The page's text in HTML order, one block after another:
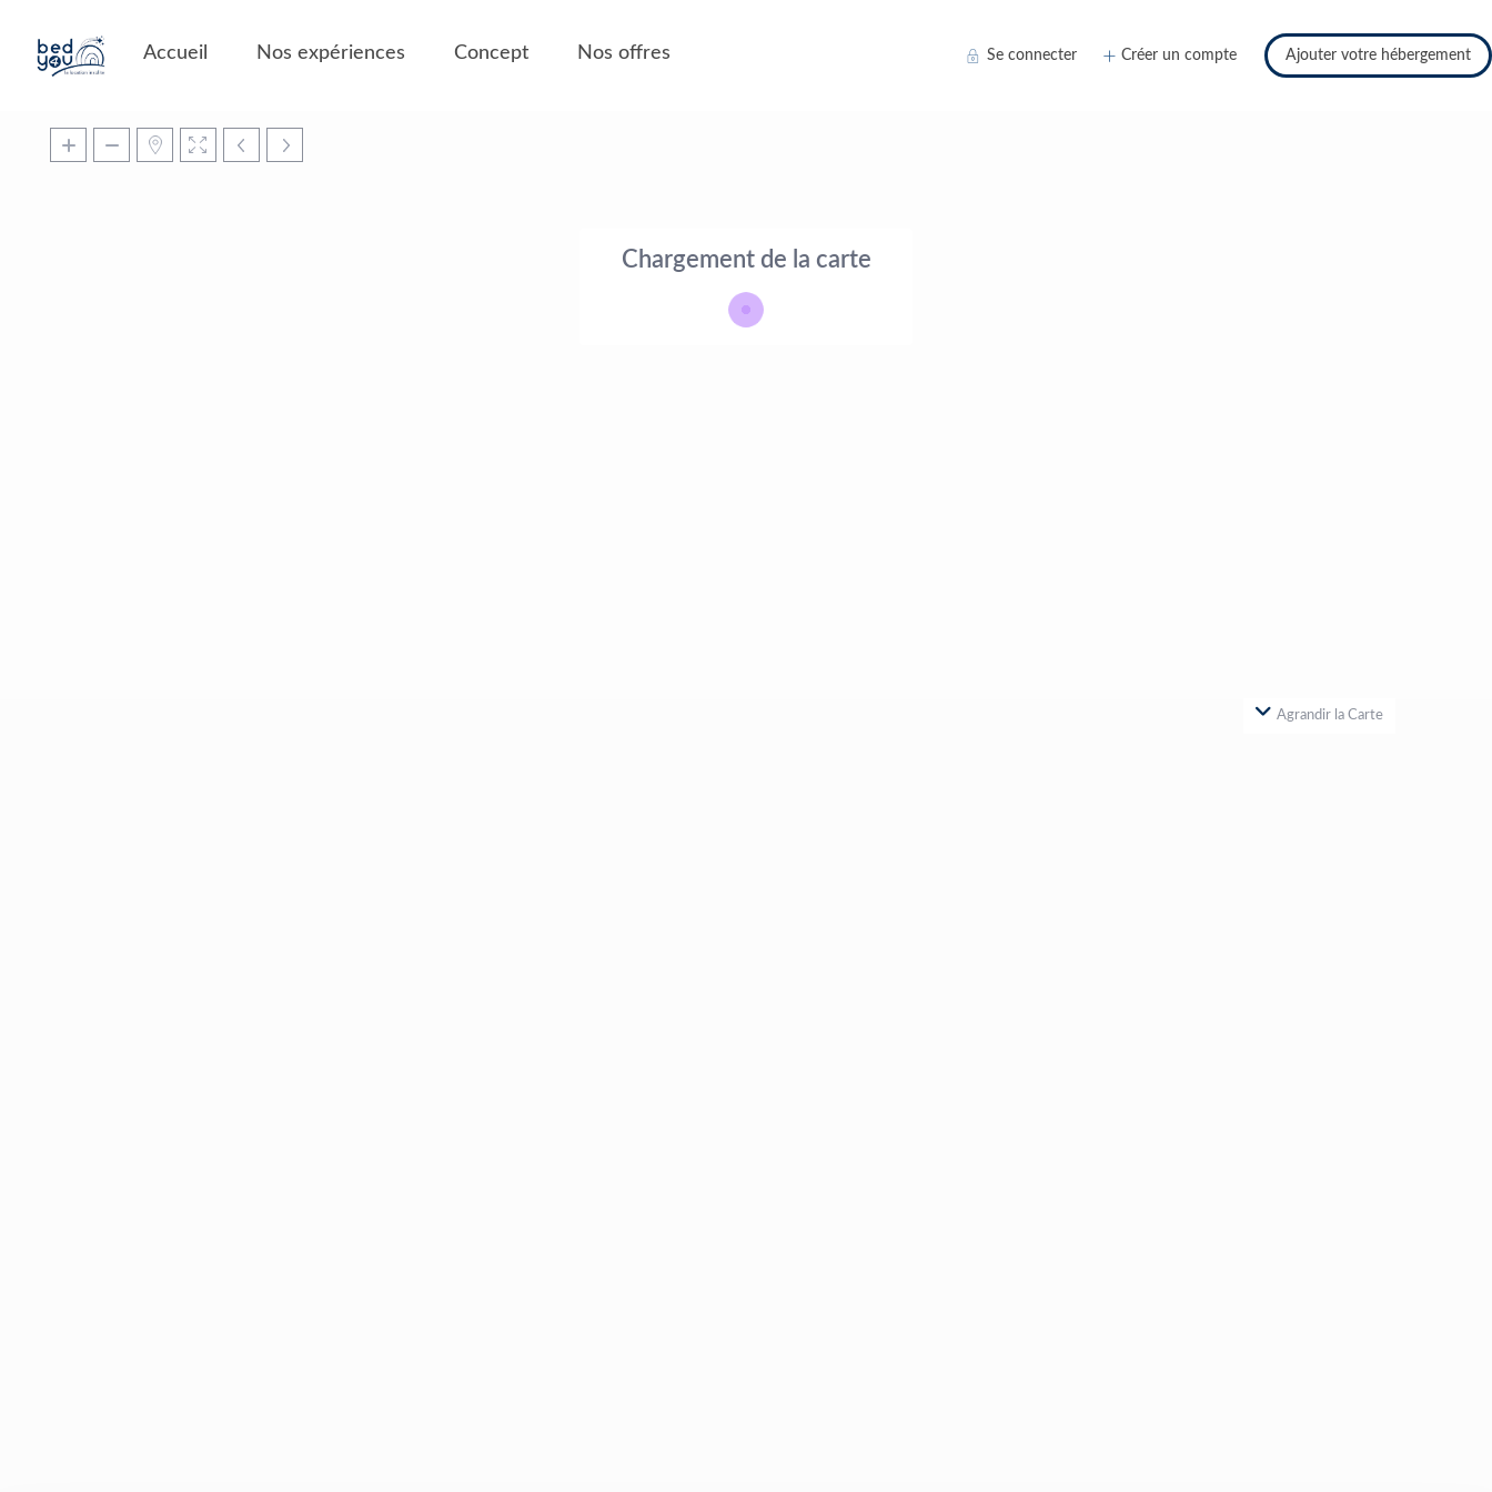
Se connecter Créer un compte Ajouter votre hébergement
Accueil Nos expériences Concept Nos offres
Chargement de la carte
Agrandir la Carte